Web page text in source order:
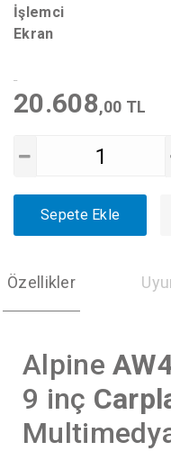
İşlemci
Ekran
20.608,00 TL
Sepete Ekle
Özellikler
Alpine
9 inç